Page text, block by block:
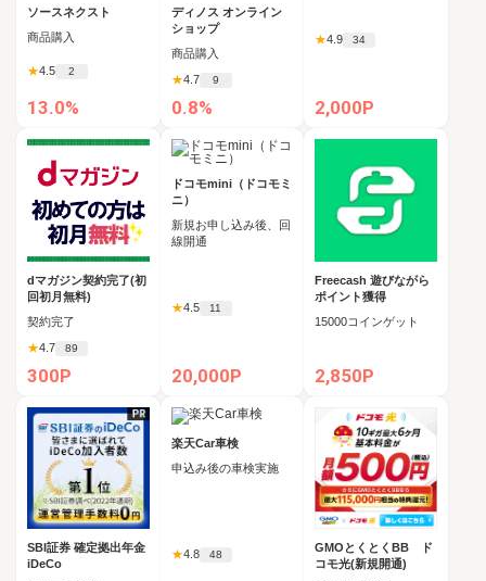
ソースネクスト
商品購入
★4.5 2
13.0%
ディノス オンライン
ショップ
商品購入
★4.7 9
0.8%
★4.9 34
2,000P
dマガジン契約完了(初
回初月無料)
契約完了
★4.7 89
300P
ドコモmini（ドコモミ
ニ）
新規お申し込み後、回
線開通
★4.5 11
20,000P
Freecash 遊びながら
ポイント獲得
15000コインゲット
2,850P
SBI証券 確定拠出年金
iDeCo
楽天Car車検
申込み後の車検実施
★4.8 48
GMOとくとくBB ド
コモ光(新規開通)